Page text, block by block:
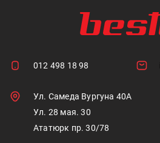
012 498 18 98
Ул. Самеда Вургуна 40А
Ул. 28 мая. 30
Ататюрк пр. 30/78